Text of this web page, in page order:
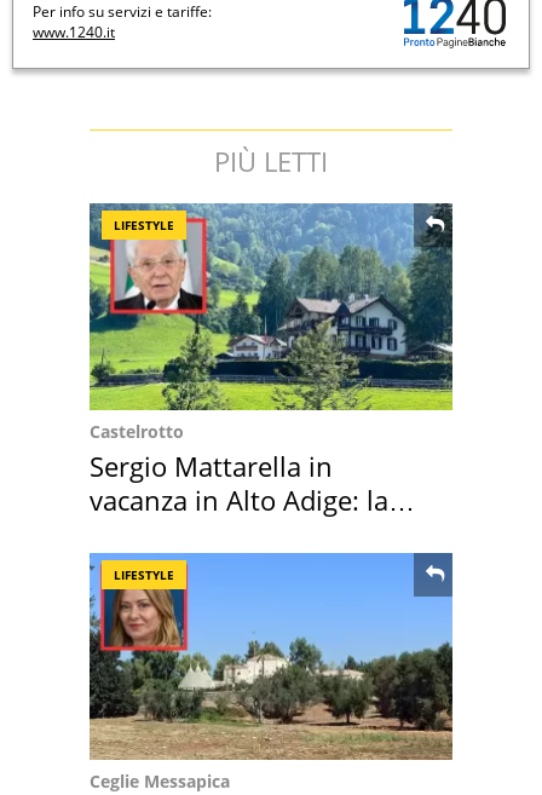
Per info su servizi e tariffe:
www.1240.it
PIÙ LETTI
LIFESTYLE
Castelrotto
Sergio Mattarella in
vacanza in Alto Adige: la
LIFESTYLE
Ceglie Messapica